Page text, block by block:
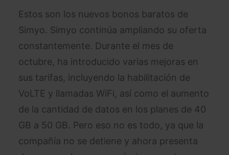
Estos son los nuevos bonos baratos de
Simyo. Simyo continúa ampliando su oferta
constantemente. Durante el mes de
octubre, ha introducido varias mejoras en
sus tarifas, incluyendo la habilitación de
VoLTE y llamadas WiFi, así como el aumento
de la cantidad de datos en los planes de 40
GB a 50 GB. Pero eso no es todo, ya que la
compañía no se detiene y ahora presenta